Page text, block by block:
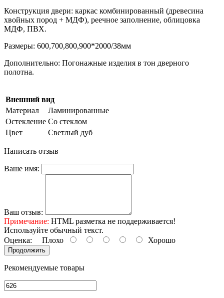
Конструкция двери: каркас комбинированный (древесина
хвойных пород + МДФ), реечное заполнение, облицовка
МДФ, ПВХ.
Размеры: 600,700,800,900*2000/38мм
Дополнительно: Погонажные изделия в тон дверного
полотна.
Внешний вид
Материал
Ламинированные
Остекление Со стеклом
Цвет
Светлый дуб
Написать отзыв
Ваше имя:
Ваш отзыв:
Примечание: HTML разметка не поддерживается!
Используйте обычный текст.
Оценка: Плохо Хорошо
Продолжить
Рекомендуемые товары